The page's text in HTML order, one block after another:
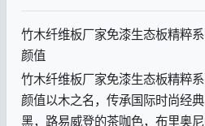
竹木纤维板厂家免漆生态板精粹
颜值
竹木纤维板厂家免漆生态板精粹
颜值以木之名，传承国际时尚经
黑，路易威登的茶咖色，布里奥